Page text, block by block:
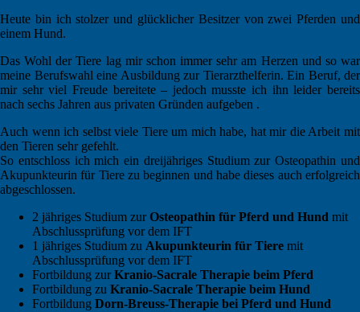
Heute bin ich stolzer und glücklicher Besitzer von zwei Pferden und
einem Hund.
Das Wohl der Tiere lag mir schon immer sehr am Herzen und so war
meine Berufswahl eine Ausbildung zur Tierarzthelferin. Ein Beruf, der
mir sehr viel Freude bereitete – jedoch musste ich ihn leider bereits
nach sechs Jahren aus privaten Gründen aufgeben .
Auch wenn ich selbst viele Tiere um mich habe, hat mir die Arbeit mit
den Tieren sehr gefehlt.
So entschloss ich mich ein dreijähriges Studium zur Osteopathin und
Akupunkteurin für Tiere zu beginnen und habe dieses auch erfolgreich
abgeschlossen.
2 jähriges Studium zurOsteopathin für Pferd und Hund mit
Abschlussprüfung vor dem IFT
1 jähriges Studium zu Akupunkteurin für Tiere mit
Abschlussprüfung vor dem IFT
Fortbildung zurKranio-Sacrale Therapie beim Pferd
Fortbildung zu Kranio-Sacrale Therapie beim Hund
Fortbildung Dorn-Breuss-Therapie bei Pferd und Hund